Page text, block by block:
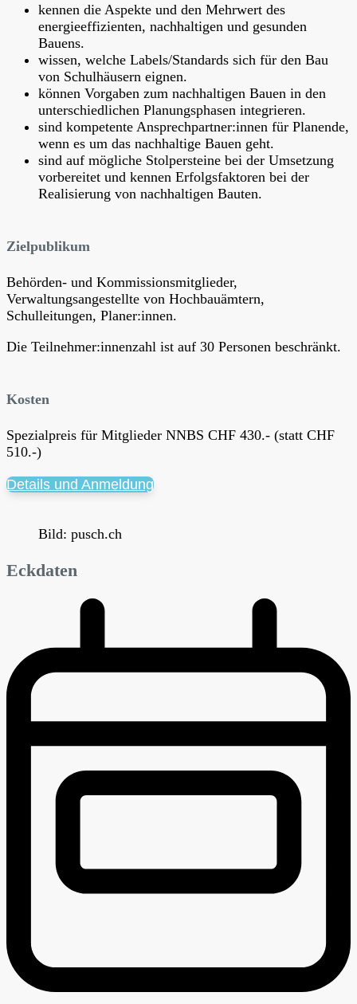
kennen die Aspekte und den Mehrwert des
energieeffizienten, nachhaltigen und gesunden
Bauens.
wissen, welche Labels/Standards sich für den Bau
von Schulhäusern eignen.
können Vorgaben zum nachhaltigen Bauen in den
unterschiedlichen Planungsphasen integrieren.
sind kompetente Ansprechpartner:innen für Planende,
wenn es um das nachhaltige Bauen geht.
sind auf mögliche Stolpersteine bei der Umsetzung
vorbereitet und kennen Erfolgsfaktoren bei der
Realisierung von nachhaltigen Bauten.
Zielpublikum
Behörden- und Kommissionsmitglieder,
Verwaltungsangestellte von Hochbauämtern,
Schulleitungen, Planer:innen.
Die Teilnehmer:innenzahl ist auf 30 Personen beschränkt.
Kosten
Spezialpreis für Mitglieder NNBS CHF 430.- (statt CHF
510.-)
Details und Anmeldung
Bild: pusch.ch
Eckdaten